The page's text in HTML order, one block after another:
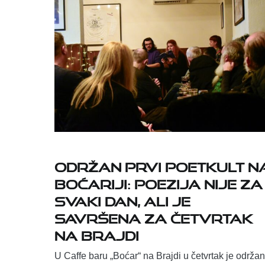
Održan prvi Poetkult
Boćariji: Poezija nije za
svaki dan, ali je
savršena za četvrtak
na Brajdi
U Caffe baru „Boćar“ na Brajdi u četvrtak je